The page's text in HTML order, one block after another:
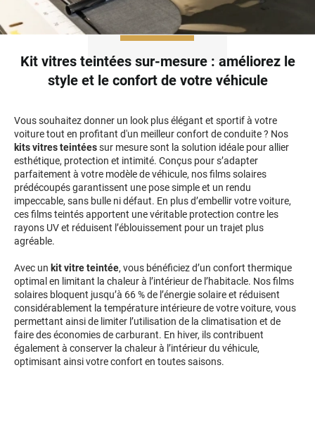
Honda
Hyundai
Infiniti
Isuzu
Iveco
Jaecoo
Jaguar
Jeep
Jetour
Kandi
Karma
Kit vitres teintées sur-mesure : améliorez le
style et le confort de votre véhicule
Vous souhaitez donner un look plus élégant et sportif à votre
voiture tout en profitant d'un meilleur confort de conduite ? Nos
kits vitres teintéessur mesure sont la solution idéale pour allier
esthétique, protection et intimité. Conçus pour s’adapter
parfaitement à votre modèle de véhicule, nos films solaires
prédécoupés garantissent une pose simple et un rendu
impeccable, sans bulle ni défaut. En plus d’embellir votre voiture,
ces films teintés apportent une véritable protection contre les
rayons UV et réduisent l’éblouissement pour un trajet plus
agréable.
Avec un kit vitre teintée, vous bénéficiez d’un confort thermique
optimal en limitant la chaleur à l’intérieur de l’habitacle. Nos films
solaires bloquent jusqu’à 66 % de l’énergie solaire et réduisent
considérablement la température intérieure de votre voiture, vous
permettant ainsi de limiter l’utilisation de la climatisation et de
faire des économies de carburant. En hiver, ils contribuent
également à conserver la chaleur à l’intérieur du véhicule,
optimisant ainsi votre confort en toutes saisons.